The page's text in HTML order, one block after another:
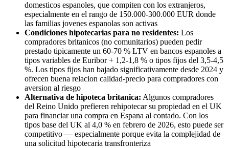
domesticos espanoles, que compiten con los extranjeros,
especialmente en el rango de 150.000-300.000 EUR donde
las familias jovenes espanolas son activas
Condiciones hipotecarias para no residentes: Los
compradores britanicos (no comunitarios) pueden pedir
prestado tipicamente un 60-70 % LTV en bancos espanoles a
tipos variables de Euribor + 1,2-1,8 % o tipos fijos del 3,5-4,5
%. Los tipos fijos han bajado significativamente desde 2024 y
ofrecen buena relacion calidad-precio para compradores con
aversion al riesgo
Alternativa de hipoteca britanica: Algunos compradores
del Reino Unido prefieren rehipotecar su propiedad en el UK
para financiar una compra en Espana al contado. Con los
tipos base del UK al 4,0 % en febrero de 2026, esto puede ser
competitivo — especialmente porque evita la complejidad de
una solicitud hipotecaria transfronteriza